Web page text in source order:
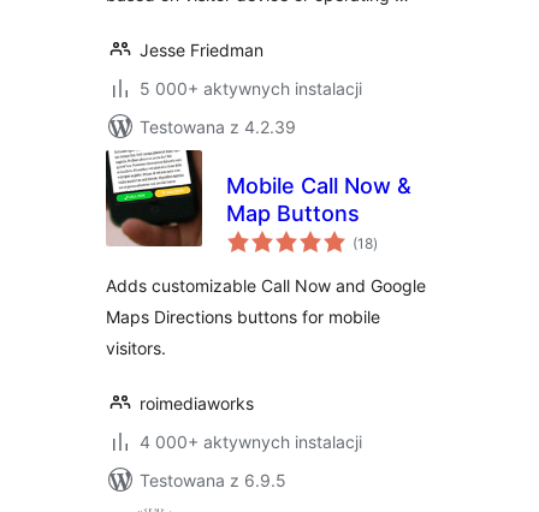
Jesse Friedman
5 000+ aktywnych instalacji
Testowana z 4.2.39
Mobile Call Now &
Map Buttons
(18wszystkich
ocen
)
Adds customizable Call Now and Google
Maps Directions buttons for mobile
visitors.
roimediaworks
4 000+ aktywnych instalacji
Testowana z 6.9.5